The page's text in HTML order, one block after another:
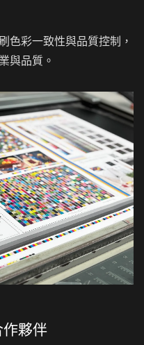
色彩一致性與品質控制，
與品質。
夥伴